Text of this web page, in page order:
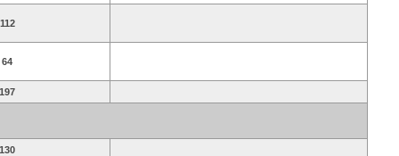
112
64
197
130